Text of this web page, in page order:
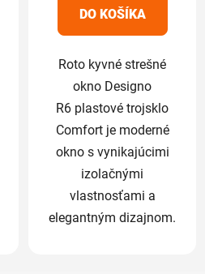
5
hviezdičiek.
DO KOŠÍKA
Roto kyvné strešné
okno Designo
R6 plastové trojsklo
Comfort je moderné
okno s vynikajúcimi
izolačnými
vlastnosťami a
elegantným dizajnom.